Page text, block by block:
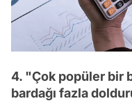
4. "Çok popüler bir
bardağı fazla